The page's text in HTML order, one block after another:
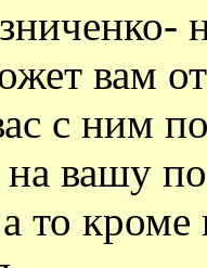
вам
с ним
на вашу
то кроме